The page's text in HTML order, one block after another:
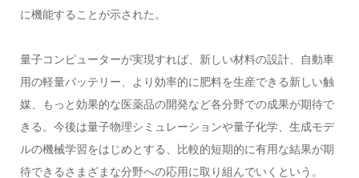
に機能することが示された。
量子コンピューターが実現すれば、新しい材料の設計、自動車
用の軽量バッテリー、より効率的に肥料を生産できる新しい触
媒、もっと効果的な医薬品の開発など各分野での成果が期待で
きる。今後は量子物理シミュレーションや量子化学、生成モデ
ルの機械学習をはじめとする、比較的短期的に有用な結果が期
待できるさまざまな分野への応用に取り組んでいくという。